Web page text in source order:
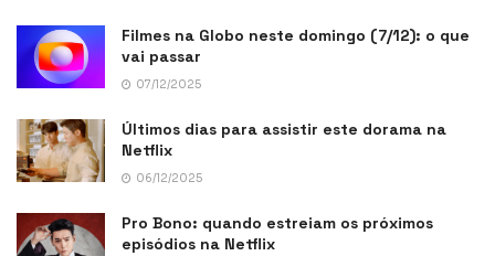
Filmes na Globo neste domingo (7/12): o que
vai passar
07/12/2025
Últimos dias para assistir este dorama na
Netflix
06/12/2025
Pro Bono: quando estreiam os próximos
episódios na Netflix